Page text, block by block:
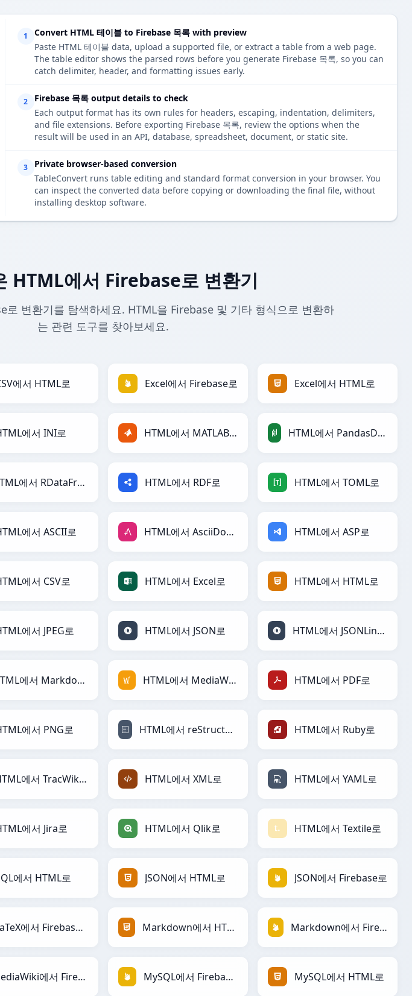
1
Convert HTML 테이블 to Firebase 목록 with preview
Paste HTML 테이블 data, upload a supported file, or extract a table from a web page.
The table editor shows the parsed rows before you generate Firebase 목록, so you can
catch delimiter, header, and formatting issues early.
2
Firebase 목록 output details to check
Each output format has its own rules for headers, escaping, indentation, delimiters,
and file extensions. Before exporting Firebase 목록, review the options when the
result will be used in an API, database, spreadsheet, document, or static site.
3
Private browser-based conversion
TableConvert runs table editing and standard format conversion in your browser. You
can inspect the converted data before copying or downloading the final file, without
installing desktop software.
HTML에서 Firebase로 변환기
로 변환기를 탐색하세요. HTML을 Firebase 및 기타 형식으로 변환하
는 관련 도구를 찾아보세요.
에서 HTML로 Excel에서 Firebase로 Excel에서 HTML로
에서 INI로 HTML에서 MATLAB로 HTML에서 PandasDataFrame로
HTML에서 RDataFrame로 HTML에서 RDF로 HTML에서 TOML로
에서 ASCII로 HTML에서 AsciiDoc로 HTML에서 ASP로
에서 CSV로 HTML에서 Excel로 HTML에서 HTML로
에서 JPEG로 HTML에서 JSON로 HTML에서 JSONLines로
HTML에서 Markdown로 HTML에서 MediaWiki로 HTML에서 PDF로
에서 PNG로 HTML에서 reStructuredText로 HTML에서 Ruby로
HTML에서 TracWiki로 HTML에서 XML로 HTML에서 YAML로
에서 Jira로 HTML에서 Qlik로 HTML에서 Textile로
에서 HTML로 JSON에서 HTML로 JSON에서 Firebase로
LaTeX에서 Firebase로 Markdown에서 HTML로 Markdown에서 Firebase로
MediaWiki에서 Firebase로 MySQL에서 Firebase로 MySQL에서 HTML로